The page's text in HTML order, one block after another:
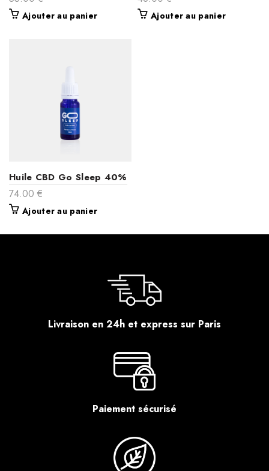
Ajouter au panier Ajouter au panier
Huile CBD Go Sleep 40%
74.00 €
Ajouter au panier
Livraison en 24h et express sur Paris
Paiement sécurisé